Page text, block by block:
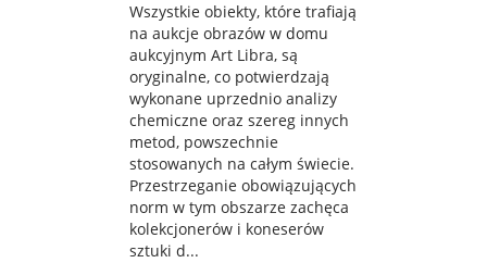
Wszystkie obiekty, które trafiają
na aukcje obrazów w domu
aukcyjnym Art Libra, są
oryginalne, co potwierdzają
wykonane uprzednio analizy
chemiczne oraz szereg innych
metod, powszechnie
stosowanych na całym świecie.
Przestrzeganie obowiązujących
norm w tym obszarze zachęca
kolekcjonerów i koneserów
sztuki d...